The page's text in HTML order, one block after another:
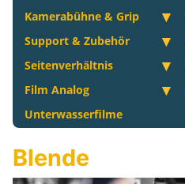
Kamerabühne & Grip
Support & Zubehör
Seitenverhältnis
Film Analog
Unterwasserfilme
Blende